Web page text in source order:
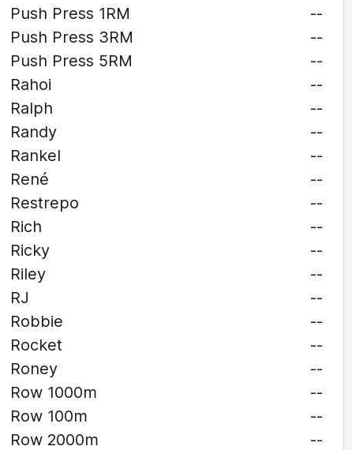
Push Press 1RM
--
Push Press 3RM
--
Push Press 5RM
--
Rahoi
--
Ralph
--
Randy
--
Rankel
--
René
--
Restrepo
--
Rich
--
Ricky
--
Riley
--
RJ
--
Robbie
--
Rocket
--
Roney
--
Row 1000m
--
Row 100m
--
Row 2000m
--